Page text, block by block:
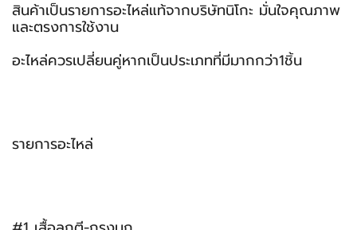
สินค้าเป็นรายการอะไหล่แท้จากบริษัทนิโกะ มั่นใจคุณภาพ
และตรงการใช้งาน
อะไหล่ควรเปลี่ยนคู่หากเป็นประเภทที่มีมากกว่า1ชิ้น
รายการอะไหล่